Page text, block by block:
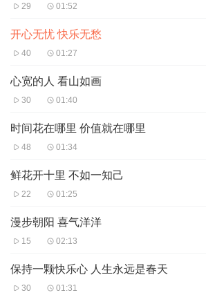
29 01:52
开心无忧 快乐无愁
40 01:27
心宽的人 看山如画
30 01:40
时间花在哪里 价值就在哪里
48 01:34
鲜花开十里 不如一知己
22 01:25
漫步朝阳 喜气洋洋
15 02:13
保持一颗快乐心 人生永远是春天
30 01:31